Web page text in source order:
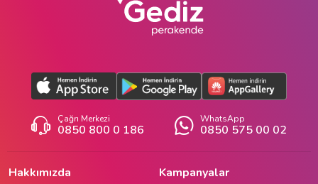
Çağrı Merkezi
0850 800 0 186
WhatsApp
0850 575 00 02
Hakkımızda Kampanyalar